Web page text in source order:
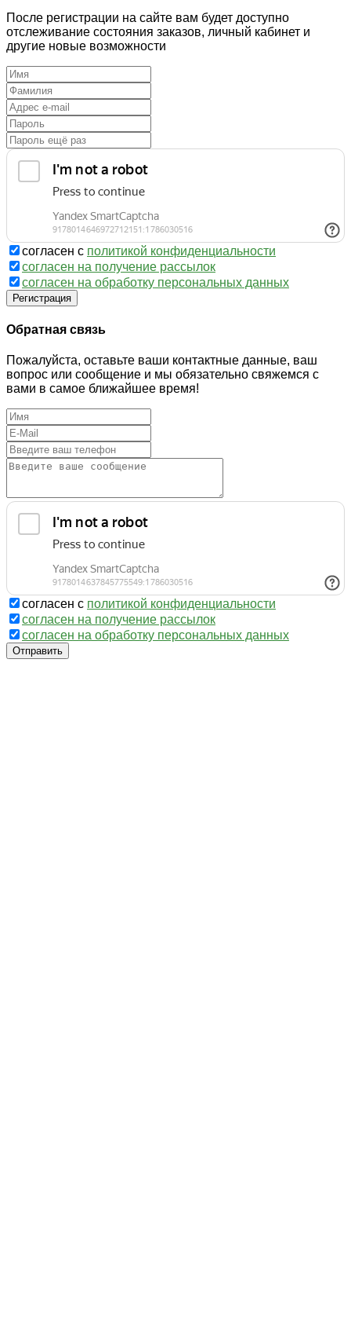
После регистрации на сайте вам будет доступно
отслеживание состояния заказов, личный кабинет и
другие новые возможности
согласен с политикой конфиденциальности
согласен на получение рассылок
согласен на обработку персональных данных
Регистрация
Обратная связь
Пожалуйста, оставьте ваши контактные данные, ваш
вопрос или сообщение и мы обязательно свяжемся с
вами в самое ближайшее время!
согласен с политикой конфиденциальности
согласен на получение рассылок
согласен на обработку персональных данных
Отправить